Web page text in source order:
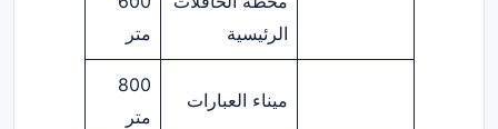
الرئيسية
متر
ميناء العبارات
800
متر